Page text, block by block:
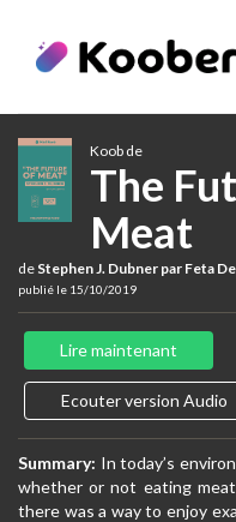
Koob de
The
Meat
de Stephen J. Dubner par Feta
publié le 15/10/2019
Lire maintenant
Ecouter version Audio
Summary: In today’s
whether or not eating
there was a way to enjoy